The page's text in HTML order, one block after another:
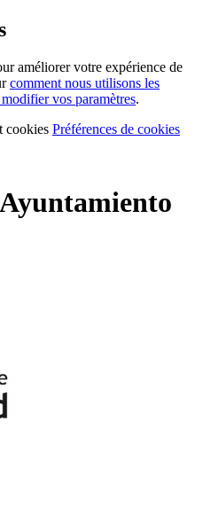
améliorer votre expérience de
comment nous utilisons les
vos paramètres.
cookies Préférences de cookies